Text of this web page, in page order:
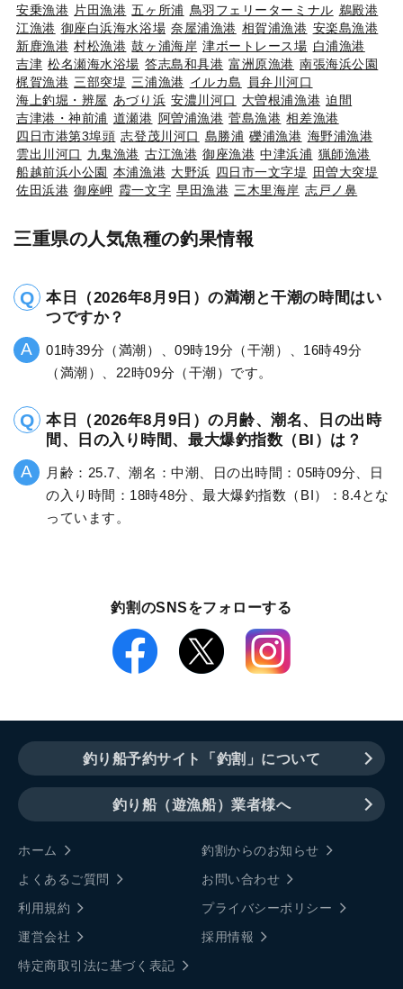
安乗漁港 片田漁港 五ヶ所浦 鳥羽フェリーターミナル 鵜殿港
江漁港 御座白浜海水浴場 奈屋浦漁港 相賀浦漁港 安楽島漁港
新鹿漁港 村松漁港 鼓ヶ浦海岸 津ボートレース場 白浦漁港
吉津 松名瀬海水浴場 答志島和具港 富洲原漁港 南張海浜公園
梶賀漁港 三部突堤 三浦漁港 イルカ島
員弁川河口
海上釣堀・辨屋 あづり浜 安濃川河口 大曽根浦漁港 迫間
吉津港・神前浦 道瀬港 阿曽浦漁港 菅島漁港 相差漁港
四日市港第3埠頭 志登茂川河口 島勝浦 礫浦漁港 海野浦漁港
雲出川河口
九鬼漁港 古江漁港 御座漁港 中津浜浦 猟師漁港
船越前浜小公園 本浦漁港 大野浜 四日市一文字堤 田曽大突堤
佐田浜港 御座岬 霞一文字 早田漁港 三木里海岸 志戸ノ鼻
三重県の人気魚種の釣果情報
本日（2026年8月9日）の満潮と干潮の時間はい
つですか？
01時39分（満潮）、09時19分（干潮）、16時49分
（満潮）、22時09分（干潮）です。
本日（2026年8月9日）の月齢、潮名、日の出時
間、日の入り時間、最大爆釣指数（BI）は？
月齢：25.7、潮名：中潮、日の出時間：05時09分、日
の入り時間：18時48分、最大爆釣指数（BI）：8.4とな
っています。
釣割のSNSをフォローする
釣り船予約サイト「釣割」について
釣り船（遊漁船）業者様へ
ホーム
釣割からのお知らせ
よくあるご質問
お問い合わせ
利用規約
プライバシーポリシー
運営会社
採用情報
特定商取引法に基づく表記